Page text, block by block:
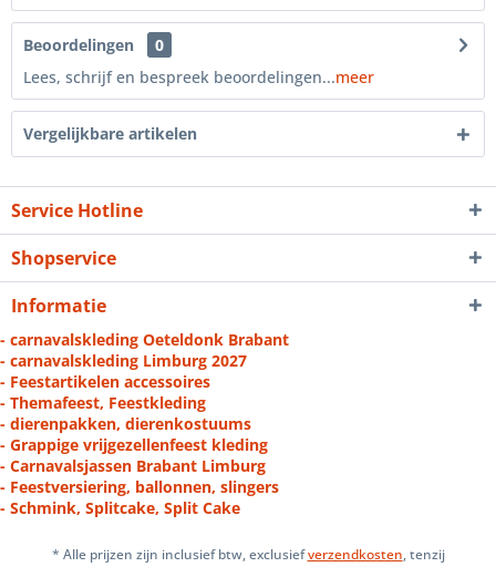
Beoordelingen
0
Lees, schrijf en bespreek beoordelingen...meer
Vergelijkbare artikelen
Service Hotline
Shopservice
Informatie
- carnavalskleding Oeteldonk Brabant
- carnavalskleding Limburg 2027
- Feestartikelen accessoires
- Themafeest, Feestkleding
- dierenpakken, dierenkostuums
- Grappige vrijgezellenfeest kleding
- Carnavalsjassen Brabant Limburg
- Feestversiering, ballonnen, slingers
- Schmink, Splitcake, Split Cake
* Alle prijzen zijn inclusief btw, exclusiefverzendkosten, tenzij